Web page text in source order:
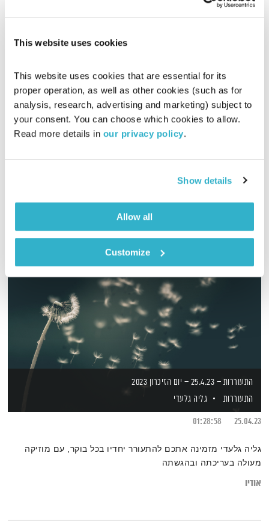
This website uses cookies
This website uses cookies that are essential for its
proper operation, as well as other cookies (such as for
analysis, research, advertising and marketing) subject to
your consent. You can choose which cookies to allow.
Read more details in our privacy policy.
Show details
Allow all
Customize
פה זה טוב
לירון תאני
31.01.19
01:29:39
לירון תאני עושה את זה בעברית – ספיישל מסיבה ישראלית, צחצחו
התעוררות – 25.4.23 – יום הזיכרון 2023
התעוררות
גליה גלעדי
25.04.23
01:28:58
גליה גלעדי מזמינה אתכם להתעורר יחדיו בכל בוקר, עם מוזיקה
מעולה בעריכתה ובהגשתה
אודיו